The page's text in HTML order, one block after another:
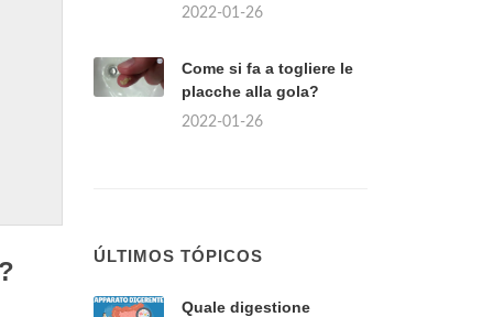
2022-01-26
Come si fa a togliere le
placche alla gola?
2022-01-26
ÚLTIMOS TÓPICOS
Quale digestione